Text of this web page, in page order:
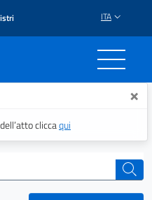
ITA
portale ×
cliccaqui
cerca